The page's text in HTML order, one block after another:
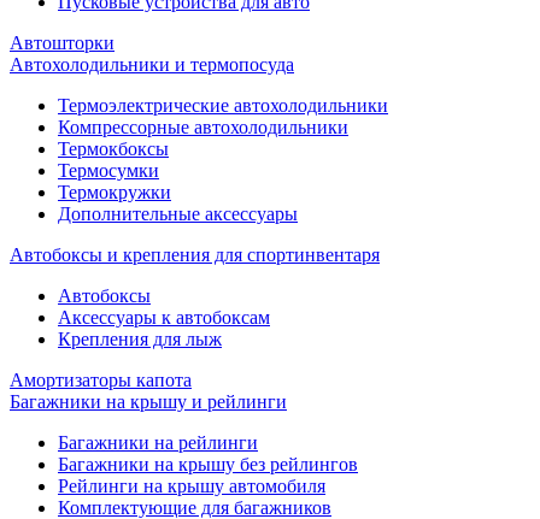
Автошторки
Автохолодильники и термопосуда
Термоэлектрические автохолодильники
Компрессорные автохолодильники
Термокбоксы
Термосумки
Термокружки
Дополнительные аксессуары
Автобоксы и крепления для спортинвентаря
Автобоксы
Аксессуары к автобоксам
Крепления для лыж
Амортизаторы капота
Багажники на крышу и рейлинги
Багажники на рейлинги
Багажники на крышу без рейлингов
Рейлинги на крышу автомобиля
Комплектующие для багажников